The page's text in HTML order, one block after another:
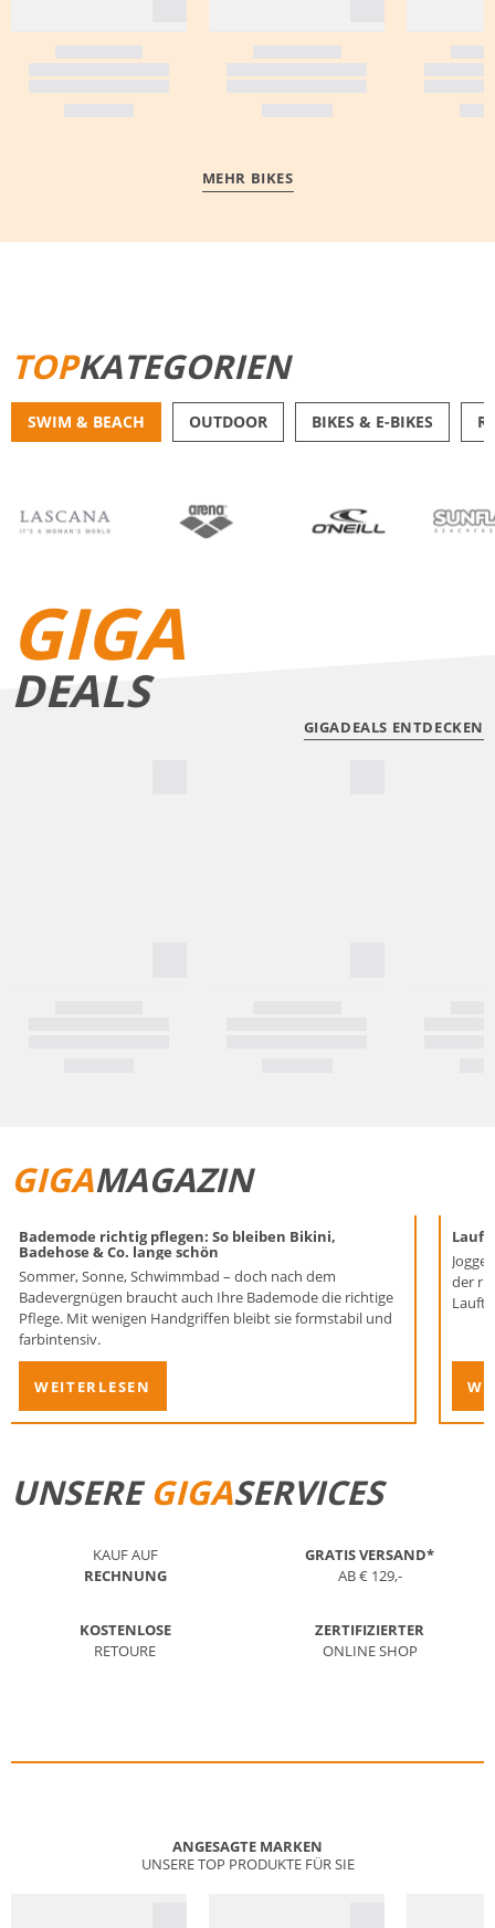
MEHR BIKES
TOPKATEGORIEN
SWIM & BEACH OUTDOOR BIKES & E-BIKES
GIGA
DEALS
GIGADEALS ENTDECKEN
GIGAMAGAZIN
Bademode richtig pflegen: So bleiben Bikini,
Badehose & Co. lange schön
Sommer, Sonne, Schwimmbad – doch nach dem
Badevergnügen braucht auch Ihre Bademode die richtige
Pflege. Mit wenigen Handgriffen bleibt sie formstabil und
farbintensiv.
WEITERLESEN
der
UNSEREGIGASERVICES
KAUF AUF
RECHNUNG
GRATIS VERSAND*
AB € 129,-
KOSTENLOSE
RETOURE
ZERTIFIZIERTER
ONLINE SHOP
ANGESAGTE MARKEN
UNSERE TOP PRODUKTE FÜR SIE